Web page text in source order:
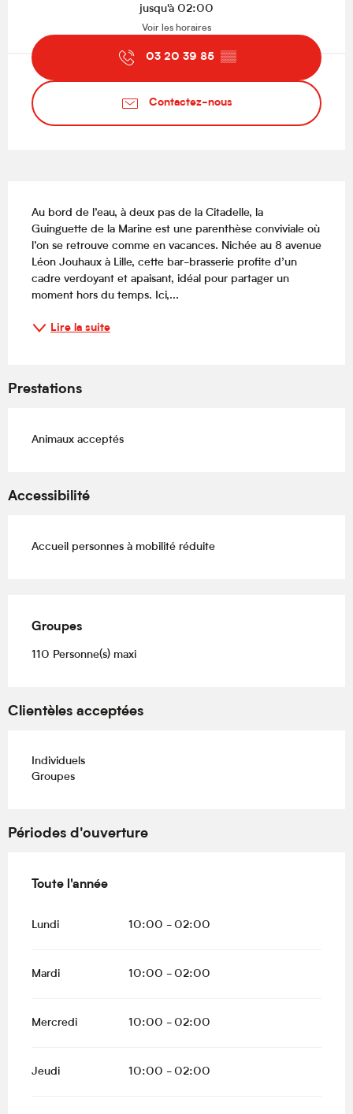
jusqu'à 02:00
Voir les horaires
03 20 39 85 ▒▒
Contactez-nous
Au bord de l’eau, à deux pas de la Citadelle, la
Guinguette de la Marine est une parenthèse conviviale où
l’on se retrouve comme en vacances. Nichée au 8 avenue
Léon Jouhaux à Lille, cette bar-brasserie profite d’un
cadre verdoyant et apaisant, idéal pour partager un
moment hors du temps. Ici,...
Lire la suite
Prestations
Animaux acceptés
Accessibilité
Accueil personnes à mobilité réduite
Groupes
Groupes
110 Personne(s) maxi
Clientèles acceptées
Individuels
Groupes
Périodes d'ouverture
Toute l'année
Toute l'année
Lundi 10:00 - 02:00
Mardi 10:00 - 02:00
Mercredi 10:00 - 02:00
Jeudi 10:00 - 02:00